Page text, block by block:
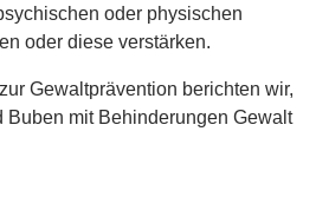
oder physischen
oder diese verstärken.
Gewaltprävention berichten wir,
Buben mit Behinderungen Gewalt